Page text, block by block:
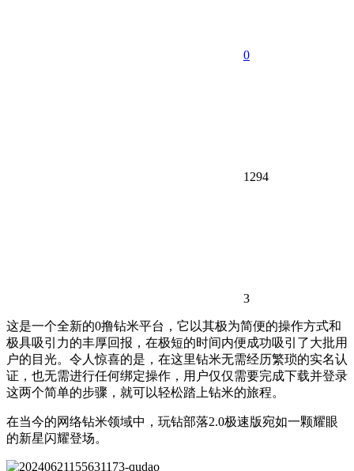
0
1294
3
这是一个全新的0撸钻米平台，它以其极为简便的操作方式和
极具吸引力的丰厚回报，在极短的时间内便成功吸引了大批用
户的目光。令人惊喜的是，在这里钻米无需经历繁琐的实名认
证，也无需进行任何绑定操作，用户仅仅需要完成下载并登录
这两个简单的步骤，就可以轻松踏上钻米的旅程。
在当今的网络钻米领域中，玩钻部落2.0极速版宛如一颗耀眼
的新星闪耀登场。